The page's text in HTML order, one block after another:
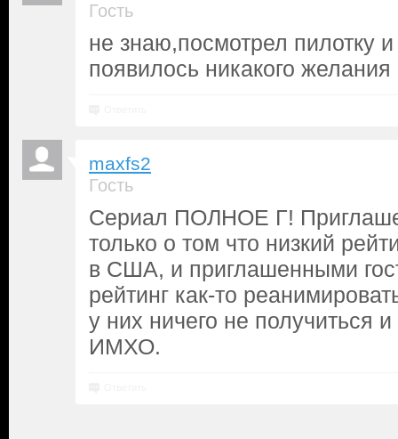
Гость
не знаю,посмотрел пилотку
появилось никакого желания
maxfs2
Гость
Сериал ПОЛНОЕ Г!
только о том что низкий
в США, и приглашенными
рейтинг как-то
у них ничего не получиться
ИМХО.